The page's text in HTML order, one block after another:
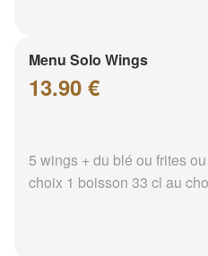
Menu Solo Wings
13.90 €
5 wings + du blé ou frites
choix 1 boisson 33 cl au